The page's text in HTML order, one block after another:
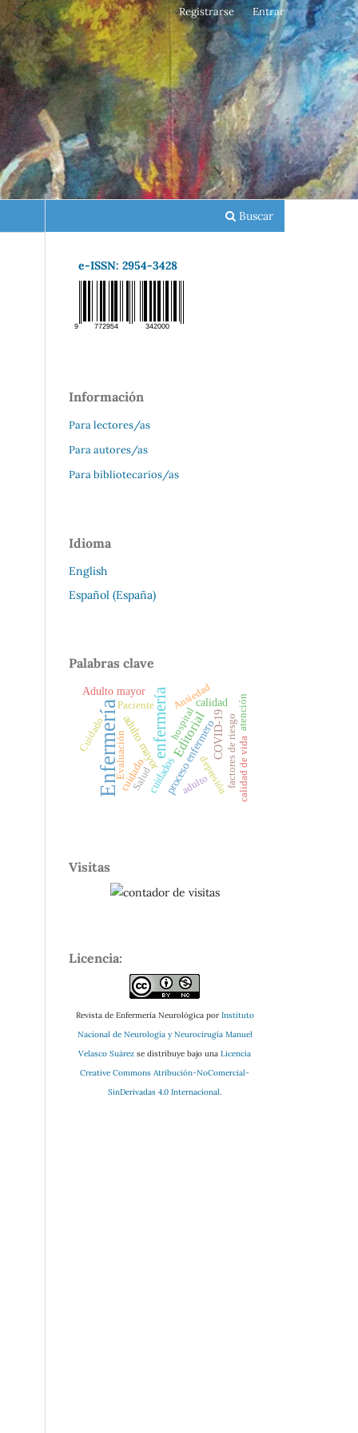
Buscar
Registrarse Entrar
e-ISSN: 2954-3428
Información
Para lectores/as
Para autores/as
Para bibliotecarios/as
Idioma
English
Español (España)
Palabras clave
Enfermería enfermeríaEditorial
Adulto mayor
proceso enfermero
adulto mayor
cuidados
COVID-19
cuidado
calidad
Cuidado
depresión
Paciente
hospital factores de riesgo
adulto
Ansiedad
Evaluación
atención
Salud calidad de vida
Visitas
Licencia:
Revista de Enfermería Neurológica porInstituto
Nacional de Neurología y Neurocirugía Manuel
Velasco Suárez se distribuye bajo una Licencia
Creative Commons Atribución-NoComercial-
SinDerivadas 4.0 Internacional.